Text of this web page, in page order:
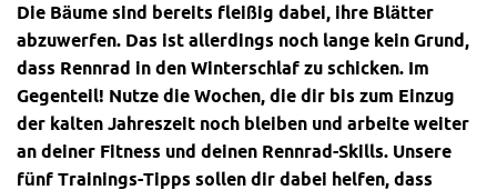
Die Bäume sind bereits fleißig dabei, ihre Blätter
abzuwerfen. Das ist allerdings noch lange kein Grund,
dass Rennrad in den Winterschlaf zu schicken. Im
Gegenteil! Nutze die Wochen, die dir bis zum Einzug
der kalten Jahreszeit noch bleiben und arbeite weiter
an deiner Fitness und deinen Rennrad-Skills. Unsere
fünf Trainings-Tipps sollen dir dabei helfen, dass